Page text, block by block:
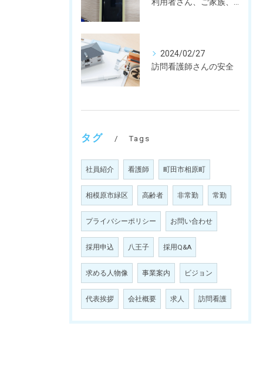
2024/02/27
訪問看護師さんの安全
タグ Tags
社員紹介 看護師 町田市相原町
相模原市緑区 高齢者 非常勤 常勤
プライバシーポリシー お問い合わせ
採用申込 八王子 採用Q&A
求める人物像 事業案内 ビジョン
代表挨拶 会社概要 求人 訪問看護